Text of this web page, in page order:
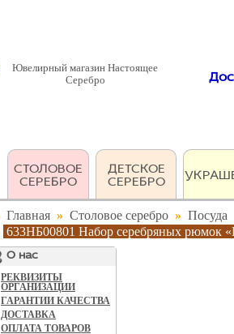
СТОЛОВОЕ
СЕРЕБРО
ДЕТСКОЕ
СЕРЕБРО
Главная » Столовое серебро » Посуда
633НБ00801 Набор серебряных рюмок
О нас
РЕКВИЗИТЫ
ОРГАНИЗАЦИИ
ГАРАНТИИ КАЧЕСТВА
ДОСТАВКА
ОПЛАТА ТОВАРОВ